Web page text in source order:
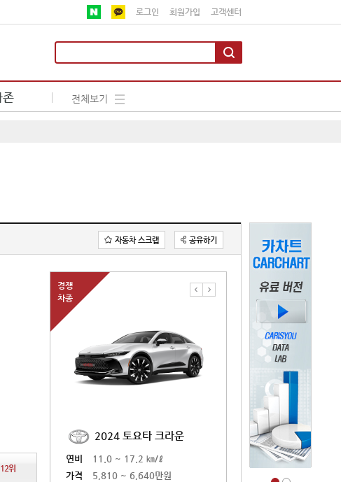
로그인 회원가입 고객센터
존 전체보기
자동차 스크랩 공유하기
12위
경쟁
차종
원
2024 토요타 크라운
연비
11.0 ~ 17.2 ㎞/ℓ
가격
5,810 ~ 6,640만원
2025 토요타 크라
11.0 ~ 17.2 ㎞/ℓ
5,883 ~ 6,845만원